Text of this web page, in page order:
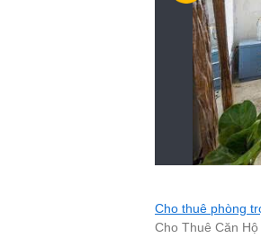
Cho thuê phòng
Cho Thuê Căn